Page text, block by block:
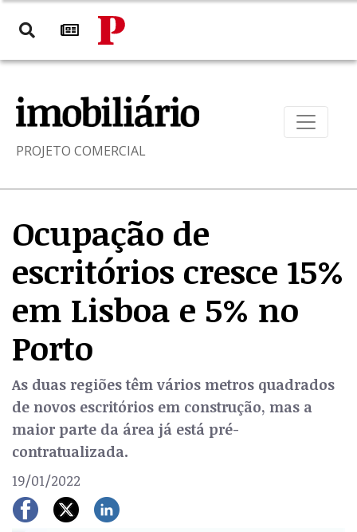
PROJETO COMERCIAL
Ocupação de
escritórios cresce 15%
em Lisboa e 5% no
Porto
As duas regiões têm vários metros quadrados
de novos escritórios em construção, mas a
maior parte da área já está pré-
contratualizada.
19/01/2022